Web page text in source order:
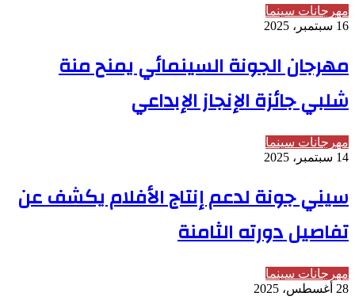
مهرجانات سينما
16 سبتمبر، 2025
مهرجان الجونة السينمائي يمنح منة
شلبي جائزة الإنجاز الإبداعي
مهرجانات سينما
14 سبتمبر، 2025
سيني جونة لدعم إنتاج الأفلام يكشف عن
تفاصيل دورته الثامنة
مهرجانات سينما
28 أغسطس، 2025